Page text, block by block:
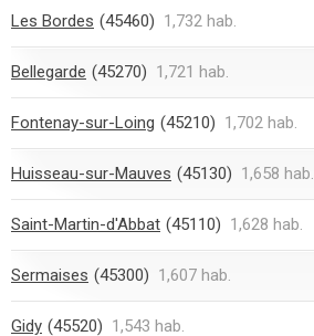
Les Bordes (45460) 1,732 hab.
Bellegarde (45270) 1,721 hab.
Fontenay-sur-Loing (45210) 1,702 hab.
Huisseau-sur-Mauves (45130) 1,658 hab.
Saint-Martin-d'Abbat (45110) 1,628 hab.
Sermaises (45300) 1,607 hab.
Gidy (45520) 1,543 hab.